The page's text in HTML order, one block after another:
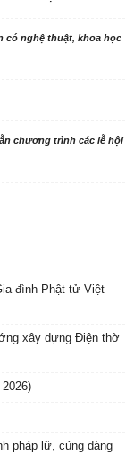
có nghệ thuật, khoa học
chương trình các lễ hội
đình Phật tử Việt
xây dựng Điện thờ
pháp lữ, cúng dàng